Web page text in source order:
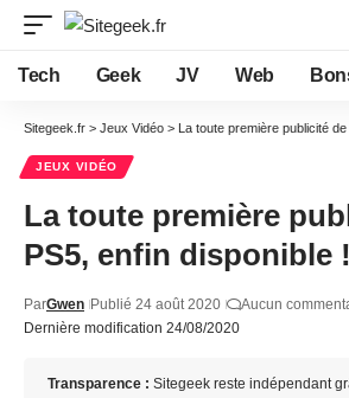
Tech Geek JV Web
Sitegeek.fr > Jeux Vidéo > La toute première publicité
JEUX VIDÉO
La toute première
PS5, enfin disponible !
Dernière modification 24/08/2020
ParGwen Publié 24 août 2020 Aucun
Transparence : Sitegeek reste indépendant